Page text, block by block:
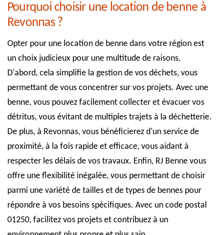
Pourquoi choisir une location de benne à
Revonnas ?
Opter pour une location de benne dans votre région est
un choix judicieux pour une multitude de raisons.
D'abord, cela simplifie la gestion de vos déchets, vous
permettant de vous concentrer sur vos projets. Avec une
benne, vous pouvez facilement collecter et évacuer vos
détritus, vous évitant de multiples trajets à la déchetterie.
De plus, à Revonnas, vous bénéficierez d'un service de
proximité, à la fois rapide et efficace, vous aidant à
respecter les délais de vos travaux. Enfin, RJ Benne vous
offre une flexibilité inégalée, vous permettant de choisir
parmi une variété de tailles et de types de bennes pour
répondre à vos besoins spécifiques. Avec un code postal
01250, facilitez vos projets et contribuez à un